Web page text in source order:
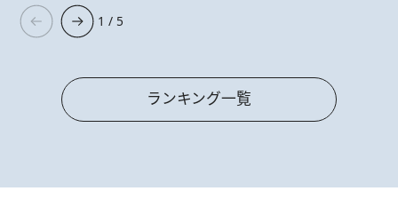
1 / 5
ランキング一覧